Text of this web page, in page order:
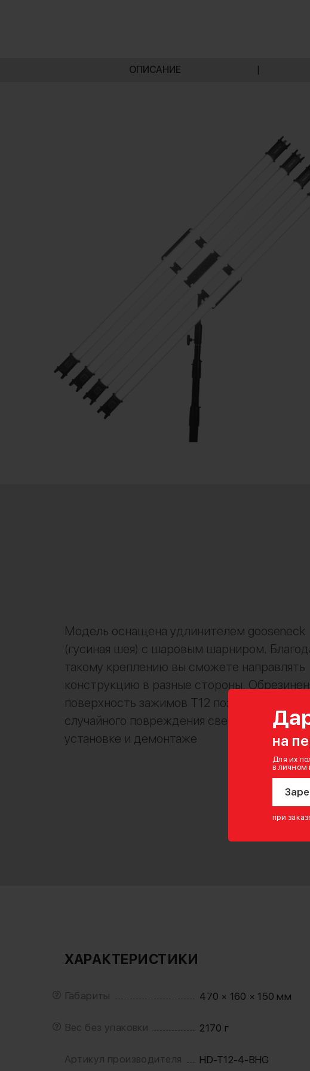
на
Для их
в личном
при
ОПИСАНИЕ |
Модель оснащена удлинителем gooseneck
(гусиная шея) с шаровым шарниром.
такому креплению вы сможете направлять
конструкцию в разные стороны.
поверхность зажимов Т12 позволяет
случайного повреждения светильников при
установке и демонтаже
ХАРАКТЕРИСТИКИ
Габариты 470 × 160 × 150 мм
Вес без упаковки 2170 г
Артикул производителя HD-T12-4-BHG